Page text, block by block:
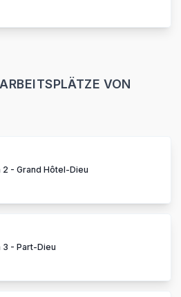
VON
2 - Grand Hôtel-Dieu
3 - Part-Dieu